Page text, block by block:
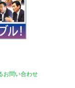
お問い合わせ